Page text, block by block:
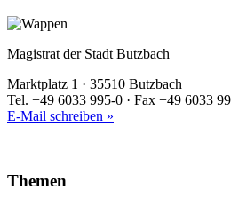
Magistrat der Stadt Butzbach
Marktplatz 1 · 35510 Butzbach
Tel. +49 6033 995-0 · Fax +49 6033
E-Mail schreiben »
Themen